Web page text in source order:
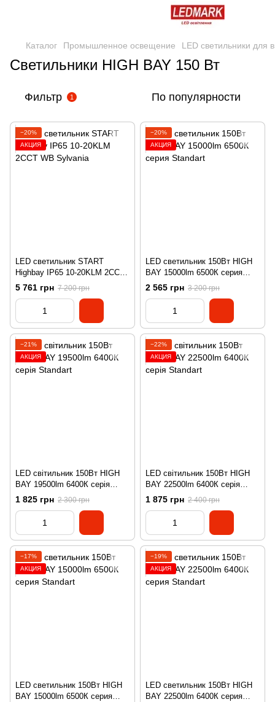
Каталог Промышленное освещение LED светильники для
Светильники HIGH BAY 150 Вт
Фильтр 1 По популярности
−20%
АКЦИЯ
LED светильник START
Highbay IP65 10-20KLM 2CCT
WB Sylvania
5 761 грн 7 200 грн
−20%
АКЦИЯ
LED светильник 150Вт HIGH
BAY 15000lm 6500К серия
Standart
2 565 грн 3 200 грн
−21%
АКЦИЯ
LED світильник 150Вт HIGH
BAY 19500lm 6400К серія
Standart
1 825 грн 2 300 грн
−22%
АКЦИЯ
LED світильник 150Вт HIGH
BAY 22500lm 6400К серія
Standart
1 875 грн 2 400 грн
−17%
АКЦИЯ
LED светильник 150Вт HIGH
BAY 15000lm 6500К серия
−19%
АКЦИЯ
LED светильник 150Вт HIGH
BAY 22500lm 6400К серия